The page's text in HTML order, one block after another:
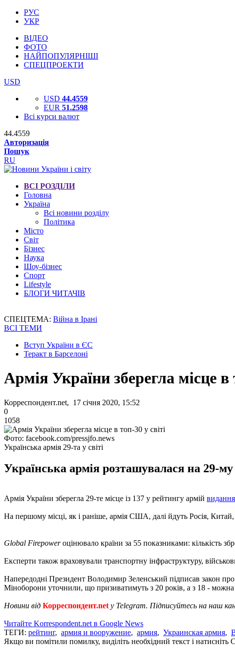
РУС
УКР
ВІДЕО
ФОТО
НАЙПОПУЛЯРНІШІ
СПЕЦПРОЕКТИ
USD
USD 44.4559
EUR 51.2598
Всі курси валют
44.4559
Авторизація
Пошук
RU
ВСІ РОЗДІЛИ
Головна
Україна
Всі новини розділу
Політика
Місто
Світ
Бізнес
Наука
Шоу-бізнес
Спорт
Lifestyle
БЛОГИ ЧИТАЧІВ
СПЕЦТЕМА: Війна в Ірані
ВСІ ТЕМИ
Вступ України в ЄС
Теракт в Барселоні
Армія України зберегла місце в
Корреспондент.net, 17 січня 2020, 15:52
0
1058
Фото: facebook.com/pressjfo.news
Українська армія 29-та у світі
Українська армія розташувалася на 29-
Армія України зберегла 29-те місце із 137 у рейтингу армій видання
На першому місці, як і раніше, армія США, далі йдуть Росія,
Global Firepowerоцінювало країни за 55 показниками: кількість
Експерти також враховували транспортну інфраструктуру,
Напередодні Президент Володимир Зеленський підписав закон про
Міноборони уточнили, що призиватимуть з 20 років, а з 18 - можна
Новини від Корреспондент.net у Telegram. Підписуйтесь на наш
Читайте Korrespondent.net в Google News
ТЕГИ: рейтинг, армия и вооружение, армия, Украинская армия,
Якщо ви помітили помилку, виділіть необхідний текст і